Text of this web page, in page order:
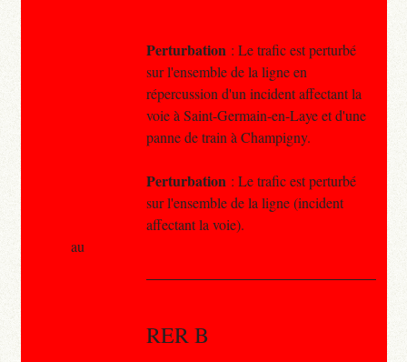
Perturbation : Le trafic est perturbé
sur l'ensemble de la ligne en
répercussion d'un incident affectant la
voie à Saint-Germain-en-Laye et d'une
panne de train à Champigny.
Perturbation : Le trafic est perturbé
sur l'ensemble de la ligne (incident
affectant la voie).
RER B
au